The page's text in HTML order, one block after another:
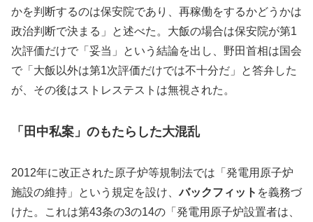
かを判断するのは保安院であり、再稼働をするかどうかは
政治判断で決まる」と述べた。大飯の場合は保安院が第1
次評価だけで「妥当」という結論を出し、野田首相は国会
で「大飯以外は第1次評価だけでは不十分だ」と答弁した
が、その後はストレステストは無視された。
「田中私案」のもたらした大混乱
2012年に改正された原子炉等規制法では「発電用原子炉
施設の維持」という規定を設け、バックフィット を義務づ
けた。これは第43条の3の14の「発電用原子炉設置者は、